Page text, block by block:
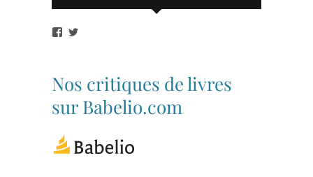
Voir
bibliothequetubize
sur
Facebook
Tuclasakoi
sur
Twitter
Nos critiques de livres
sur Babelio.com